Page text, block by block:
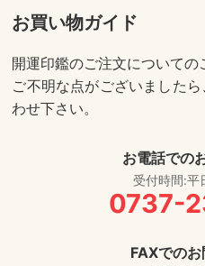
お買い物ガイド
開運印鑑のご注文についての
ご不明な点がございました
わせ下さい。
お電話での
受付時間:平
0737-
FAXでの